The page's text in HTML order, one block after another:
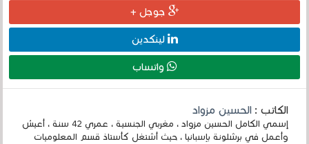
جوجل +
لينكدين
واتساب
الكاتب :الحسين مزواد
إسمي الكامل الحسين مزواد ، مغربي الجنسية ، عمري 42 سنة ، أعيش
وأعمل في برشلونة بإسبانيا ، حيث أشتغل كأستاذ قسم المعلوميات